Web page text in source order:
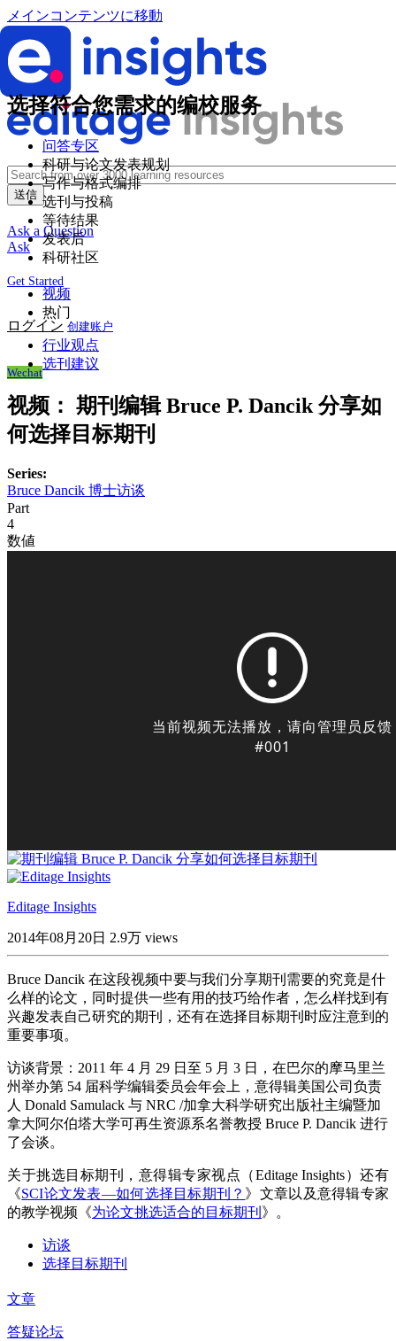
メインコンテンツに移動
Ask a Question
Ask
Get Started
ログイン 创建账户
Wechat
选择符合您需求的编校服务
问答专区
科研与论文发表规划
写作与格式编排
选刊与投稿
等待结果
发表后
科研社区
视频
热门
行业观点
选刊建议
视频： 期刊编辑 Bruce P. Dancik 分享如
何选择目标期刊
Series:
Bruce Dancik 博士访谈
Part
4
数値
Editage Insights
2014年08月20日 2.9万 views
Bruce Dancik 在这段视频中要与我们分享期刊需要的究竟是什
么样的论文，同时提供一些有用的技巧给作者，怎么样找到有
兴趣发表自己研究的期刊，还有在选择目标期刊时应注意到的
重要事项。
访谈背景：2011 年 4 月 29 日至 5 月 3 日，在巴尔的摩马里兰
州举办第 54 届科学编辑委员会年会上，意得辑美国公司负责
人 Donald Samulack 与 NRC /加拿大科学研究出版社主编暨加
拿大阿尔伯塔大学可再生资源系名誉教授 Bruce P. Dancik 进行
了会谈。
关于挑选目标期刊，意得辑专家视点（Editage Insights）还有
《SCI论文发表—如何选择目标期刊？ 》文章以及意得辑专家
的教学视频《为论文挑选适合的目标期刊 》。
访谈
选择目标期刊
文章
答疑论坛